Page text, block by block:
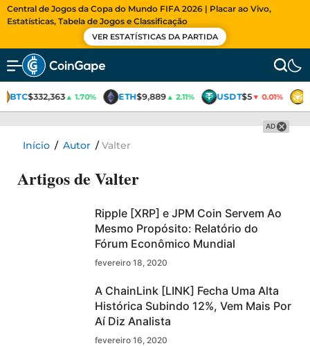
Central de Jogos da Copa do Mundo FIFA 2026 | Placar ao Vivo,
Estatísticas, Tabela de Jogos e Classificação
VER ESTATÍSTICAS DA PARTIDA
BTC$332,363▲ 1.70% ETH$9,889 ▲ 2.11% USDT$5▼ 0.01%
AD
Início / Autor /Valter
Artigos de Valter
Ripple [XRP] e JPM Coin Servem Ao
Mesmo Propósito: Relatório do
Fórum Econômico Mundial
fevereiro 18, 2020
A ChainLink [LINK] Fecha Uma Alta
Histórica Subindo 12%, Vem Mais Por
Aí Diz Analista
fevereiro 16, 2020